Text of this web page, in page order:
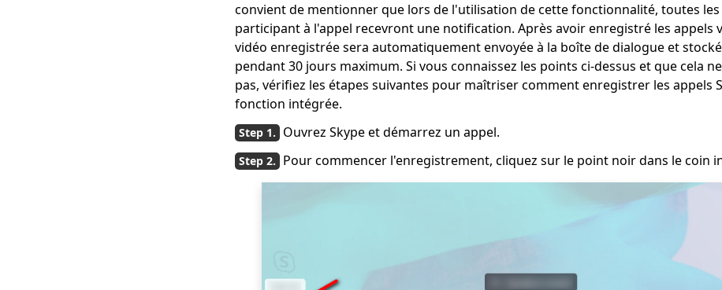
convient de mentionner que lors de l'utilisation de cette fonctionnalité, toutes
participant à l'appel recevront une notification. Après avoir enregistré les appels
vidéo enregistrée sera automatiquement envoyée à la boîte de dialogue et
pendant 30 jours maximum. Si vous connaissez les points ci-dessus et que cela
pas, vérifiez les étapes suivantes pour maîtriser comment enregistrer les appels
fonction intégrée.
Ouvrez Skype et démarrez un appel.
Pour commencer l'enregistrement, cliquez sur le point noir dans le coin